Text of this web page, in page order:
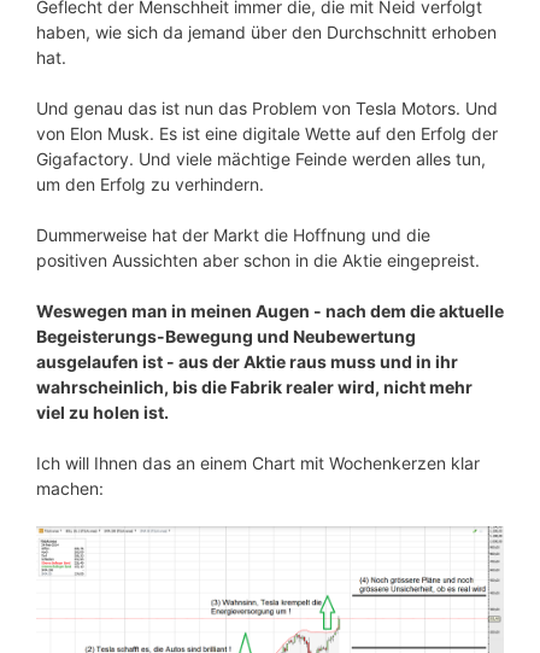
Geflecht der Menschheit immer die, die mit Neid verfolgt
haben, wie sich da jemand über den Durchschnitt erhoben
hat.
Und genau das ist nun das Problem von Tesla Motors. Und
von Elon Musk. Es ist eine digitale Wette auf den Erfolg der
Gigafactory. Und viele mächtige Feinde werden alles tun,
um den Erfolg zu verhindern.
Dummerweise hat der Markt die Hoffnung und die
positiven Aussichten aber schon in die Aktie eingepreist.
Weswegen man in meinen Augen - nach dem die aktuelle
Begeisterungs-Bewegung und Neubewertung
ausgelaufen ist - aus der Aktie raus muss und in ihr
wahrscheinlich, bis die Fabrik realer wird, nicht mehr
viel zu holen ist.
Ich will Ihnen das an einem Chart mit Wochenkerzen klar
machen: